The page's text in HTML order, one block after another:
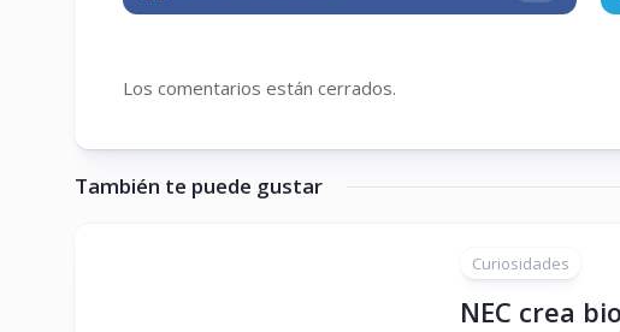
Los comentarios están cerrados.
También te puede gustar
Curiosidades
NEC crea